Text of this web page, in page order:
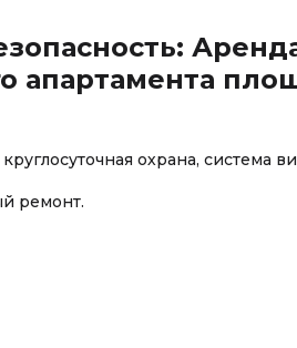
апартамента
охрана, система
ремонт.